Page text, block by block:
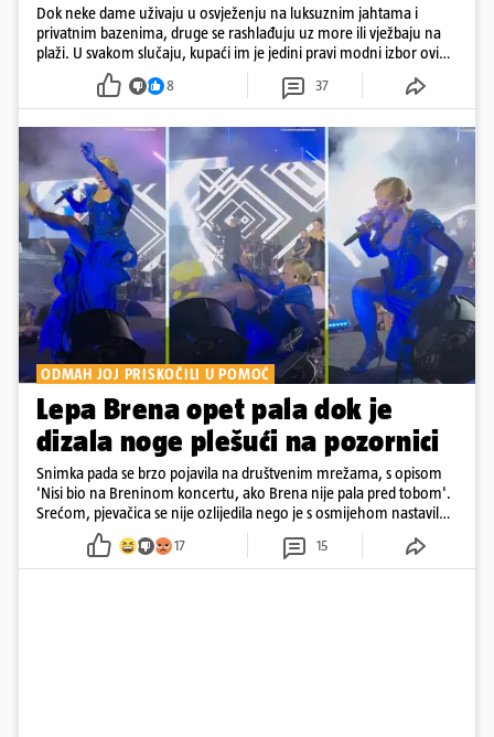
Dok neke dame uživaju u osvježenju na luksuznim jahtama i
privatnim bazenima, druge se rashlađuju uz more ili vježbaju na
plaži. U svakom slučaju, kupaći im je jedini pravi modni izbor ovih
8 37
ODMAH JOJ PRISKOČILI U POMOĆ
Lepa Brena opet pala dok je
dizala noge plešući na pozornici
Snimka pada se brzo pojavila na društvenim mrežama, s opisom
'Nisi bio na Breninom koncertu, ako Brena nije pala pred tobom'.
Srećom, pjevačica se nije ozlijedila nego je s osmijehom nastavila
17 15